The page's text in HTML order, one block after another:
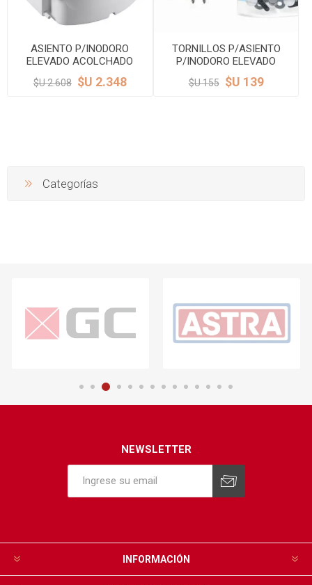
ASIENTO P/INODORO
ELEVADO ACOLCHADO
C/TAPA 16.5 CM ASTRA
$U 2.608 $U 2.348
TORNILLOS P/ASIENTO
P/INODORO ELEVADO
ASTRA
$U 155 $U 139
Categorías
NEWSLETTER
INFORMACIÓN